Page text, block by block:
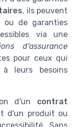
, ils peuvent
ou de garanties
via une
d'assurance
pour ceux qui
leurs besoins
d'un contrat
d'un produit ou